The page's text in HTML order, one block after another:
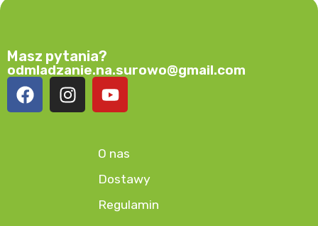
O nas
Dostawy
Regulamin
Masz pytania?
odmladzanie.na.surowo@gmail.com